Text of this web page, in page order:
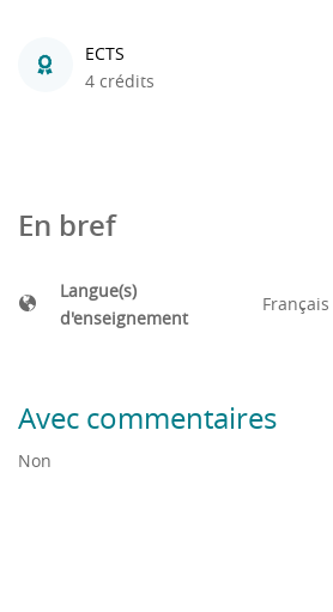
ECTS
4 crédits
En bref
Langue(s)
d'enseignement
Français
Avec commentaires
Non